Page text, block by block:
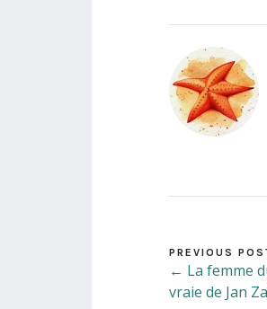
PREVIOUS
← La femme
vraie de Jan